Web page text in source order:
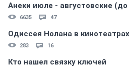
Анеки июле - августовские (до
6635 47
Одиссея Нолана в
283 16
Кто нашел связку ключей